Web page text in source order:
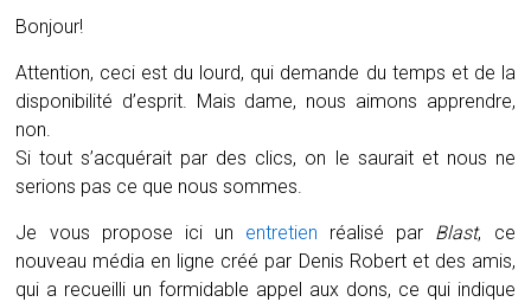
Bonjour!
Attention, ceci est du lourd, qui demande du temps et de la
disponibilité d’esprit. Mais dame, nous aimons apprendre,
non.
Si tout s’acquérait par des clics, on le saurait et nous ne
serions pas ce que nous sommes.
Je vous propose ici un entretien réalisé par Blast, ce
nouveau média en ligne créé par Denis Robert et des amis,
qui a recueilli un formidable appel aux dons, ce qui indique